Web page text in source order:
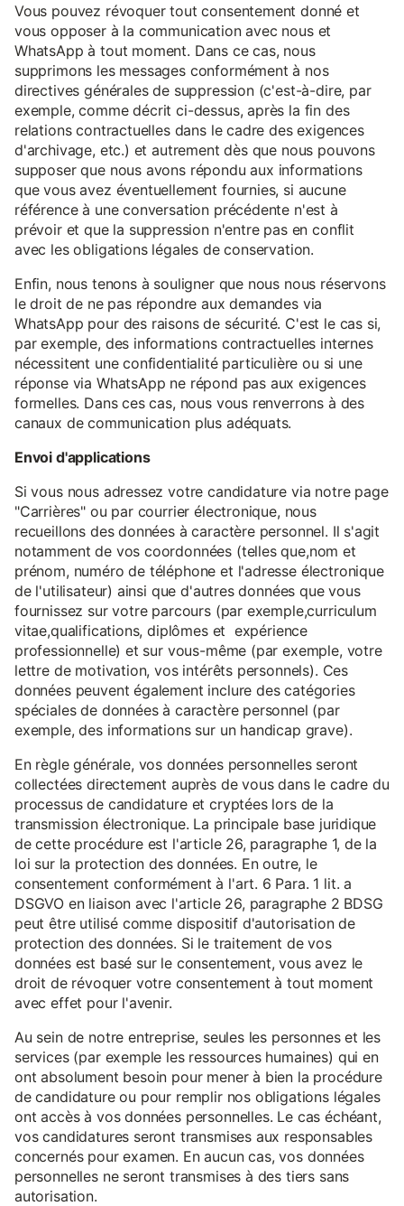
Vous pouvez révoquer tout consentement donné et
vous opposer à la communication avec nous et
WhatsApp à tout moment. Dans ce cas, nous
supprimons les messages conformément à nos
directives générales de suppression (c'est-à-dire, par
exemple, comme décrit ci-dessus, après la fin des
relations contractuelles dans le cadre des exigences
d'archivage, etc.) et autrement dès que nous pouvons
supposer que nous avons répondu aux informations
que vous avez éventuellement fournies, si aucune
référence à une conversation précédente n'est à
prévoir et que la suppression n'entre pas en conflit
avec les obligations légales de conservation.
Enfin, nous tenons à souligner que nous nous réservons
le droit de ne pas répondre aux demandes via
WhatsApp pour des raisons de sécurité. C'est le cas si,
par exemple, des informations contractuelles internes
nécessitent une confidentialité particulière ou si une
réponse via WhatsApp ne répond pas aux exigences
formelles. Dans ces cas, nous vous renverrons à des
canaux de communication plus adéquats.
Envoi d'applications
Si vous nous adressez votre candidature via notre page
"Carrières" ou par courrier électronique, nous
recueillons des données à caractère personnel. Il s'agit
notamment de vos coordonnées (telles que,nom et
prénom, numéro de téléphone et l'adresse électronique
de l'utilisateur) ainsi que d'autres données que vous
fournissez sur votre parcours (par exemple,curriculum
vitae,qualifications, diplômes et expérience
professionnelle) et sur vous-même (par exemple, votre
lettre de motivation, vos intérêts personnels). Ces
données peuvent également inclure des catégories
spéciales de données à caractère personnel (par
exemple, des informations sur un handicap grave).
En règle générale, vos données personnelles seront
collectées directement auprès de vous dans le cadre du
processus de candidature et cryptées lors de la
transmission électronique. La principale base juridique
de cette procédure est l'article 26, paragraphe 1, de la
loi sur la protection des données. En outre, le
consentement conformément à l'art. 6 Para. 1 lit. a
DSGVO en liaison avec l'article 26, paragraphe 2 BDSG
peut être utilisé comme dispositif d'autorisation de
protection des données. Si le traitement de vos
données est basé sur le consentement, vous avez le
droit de révoquer votre consentement à tout moment
avec effet pour l'avenir.
Au sein de notre entreprise, seules les personnes et les
services (par exemple les ressources humaines) qui en
ont absolument besoin pour mener à bien la procédure
de candidature ou pour remplir nos obligations légales
ont accès à vos données personnelles. Le cas échéant,
vos candidatures seront transmises aux responsables
concernés pour examen. En aucun cas, vos données
personnelles ne seront transmises à des tiers sans
autorisation.